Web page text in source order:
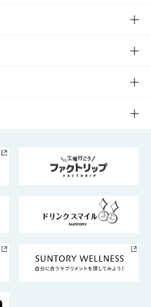
阪テナビリティ経営